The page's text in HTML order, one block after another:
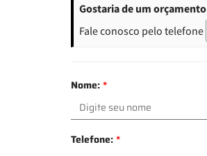
Gostaria de um
Fale conosco pelo telefone
Nome:*
Telefone:*